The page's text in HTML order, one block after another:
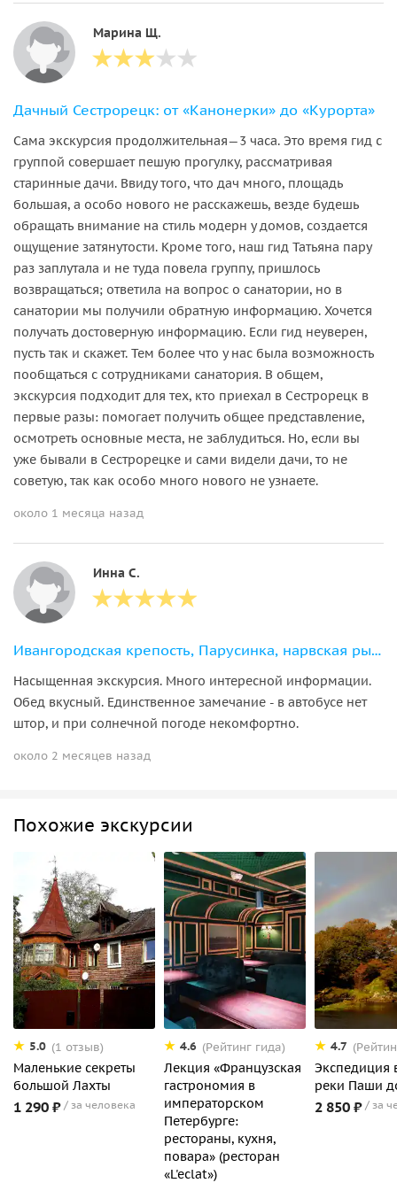
Марина Щ.
Дачный Сестрорецк: от «Канонерки» до «Курорта»
Сама экскурсия продолжительная—3 часа. Это время гид с
группой совершает пешую прогулку, рассматривая
старинные дачи. Ввиду того, что дач много, площадь
большая, а особо нового не расскажешь, везде будешь
обращать внимание на стиль модерн у домов, создается
ощущение затянутости. Кроме того, наш гид Татьяна пару
раз заплутала и не туда повела группу, пришлось
возвращаться; ответила на вопрос о санатории, но в
санатории мы получили обратную информацию. Хочется
получать достоверную информацию. Если гид неуверен,
пусть так и скажет. Тем более что у нас была возможность
пообщаться с сотрудниками санатория. В общем,
экскурсия подходит для тех, кто приехал в Сестрорецк в
первые разы: помогает получить общее представление,
осмотреть основные места, не заблудиться. Но, если вы
уже бывали в Сестрорецке и сами видели дачи, то не
советую, так как особо много нового не узнаете.
около 1 месяца назад
Инна С.
Ивангородская крепость, Парусинка, нарвская рыба и Шепелёвский маяк
Насыщенная экскурсия. Много интересной информации.
Обед вкусный. Единственное замечание - в автобусе нет
штор, и при солнечной погоде некомфортно.
около 2 месяцев назад
Похожие экскурсии
5.0 (1 отзыв)
Маленькие секреты
большой Лахты
1 290 ₽ за человека
4.6 (Рейтинг гида)
Лекция «Французская
гастрономия в
императорском
Петербурге:
рестораны, кухня,
повара» (ресторан
«L'eclat»)
4.7
Экспедиция
реки Паши
2 850 ₽ за